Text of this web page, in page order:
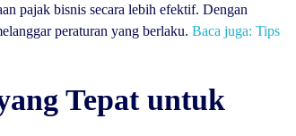
pajak bisnis secara lebih efektif. Dengan
peraturan yang berlaku. Baca juga: Tips
Tepat untuk